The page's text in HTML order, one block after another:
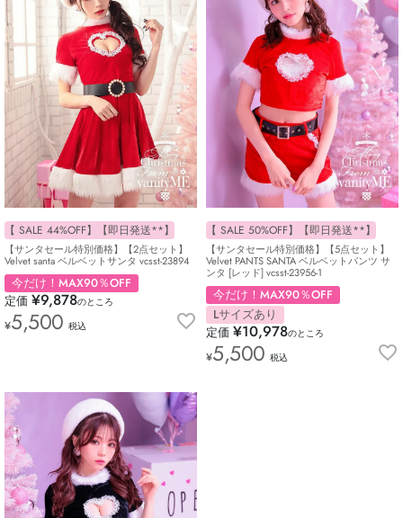
【 SALE 44%OFF】【即日発送**】
【サンタセール特別価格】【2点セット】
Velvet santa ベルベットサンタ vcsst-23894
今だけ！MAX90％OFF
定価 ¥9,878のところ
¥5,500 税込
【 SALE 50%OFF】【即日発送**】
【サンタセール特別価格】【5点セット】
Velvet PANTS SANTA ベルベットパンツ サ
ンタ [レッド] vcsst-23956-1
今だけ！MAX90％OFF
Lサイズあり
定価 ¥10,978のところ
¥5,500 税込